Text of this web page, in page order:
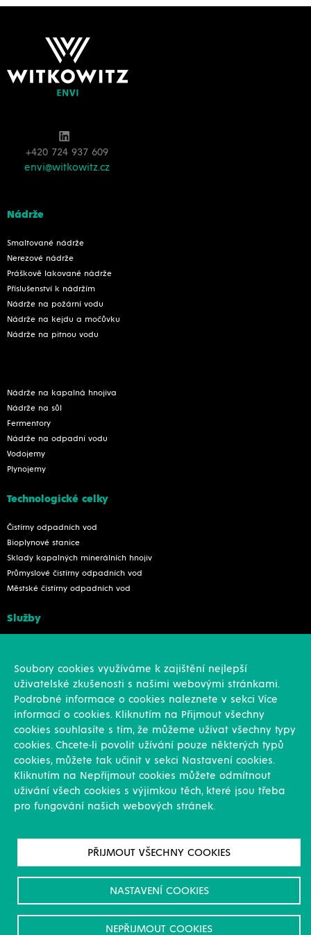
+420 724 937 609
envi@witkowitz.cz
Nádrže
Smaltované nádrže
Nerezové nádrže
Práškově lakované nádrže
Příslušenství k nádržím
Nádrže na požární vodu
Nádrže na kejdu a močůvku
Nádrže na pitnou vodu
Nádrže na kapalná hnojiva
Nádrže na sůl
Fermentory
Nádrže na odpadní vodu
Vodojemy
Plynojemy
Technologické celky
Čistírny odpadních vod
Bioplynové stanice
Sklady kapalných minerálních hnojiv
Průmyslové čistírny odpadních vod
Městské čistírny odpadních vod
Služby
Kariéra
Soubory cookies využíváme k zajištění nejlepší
uživatelské zkušenosti s našimi webovými stránkami.
Podrobné informace o cookies naleznete v sekci Více
informací o cookies. Kliknutím na Přijmout všechny
cookies souhlasíte s tím, že můžeme užívat všechny typy
cookies. Chcete-li povolit užívání pouze některých typů
cookies, můžete tak učinit v sekci Nastavení cookies.
Kliknutím na Nepříjmout cookies můžete odmítnout
uživání všech cookies s výjimkou těch, které jsou třeba
pro fungování našich webových stránek.
PŘIJMOUT VŠECHNY COOKIES
NASTAVENÍ COOKIES
NEPŘIJMOUT COOKIES